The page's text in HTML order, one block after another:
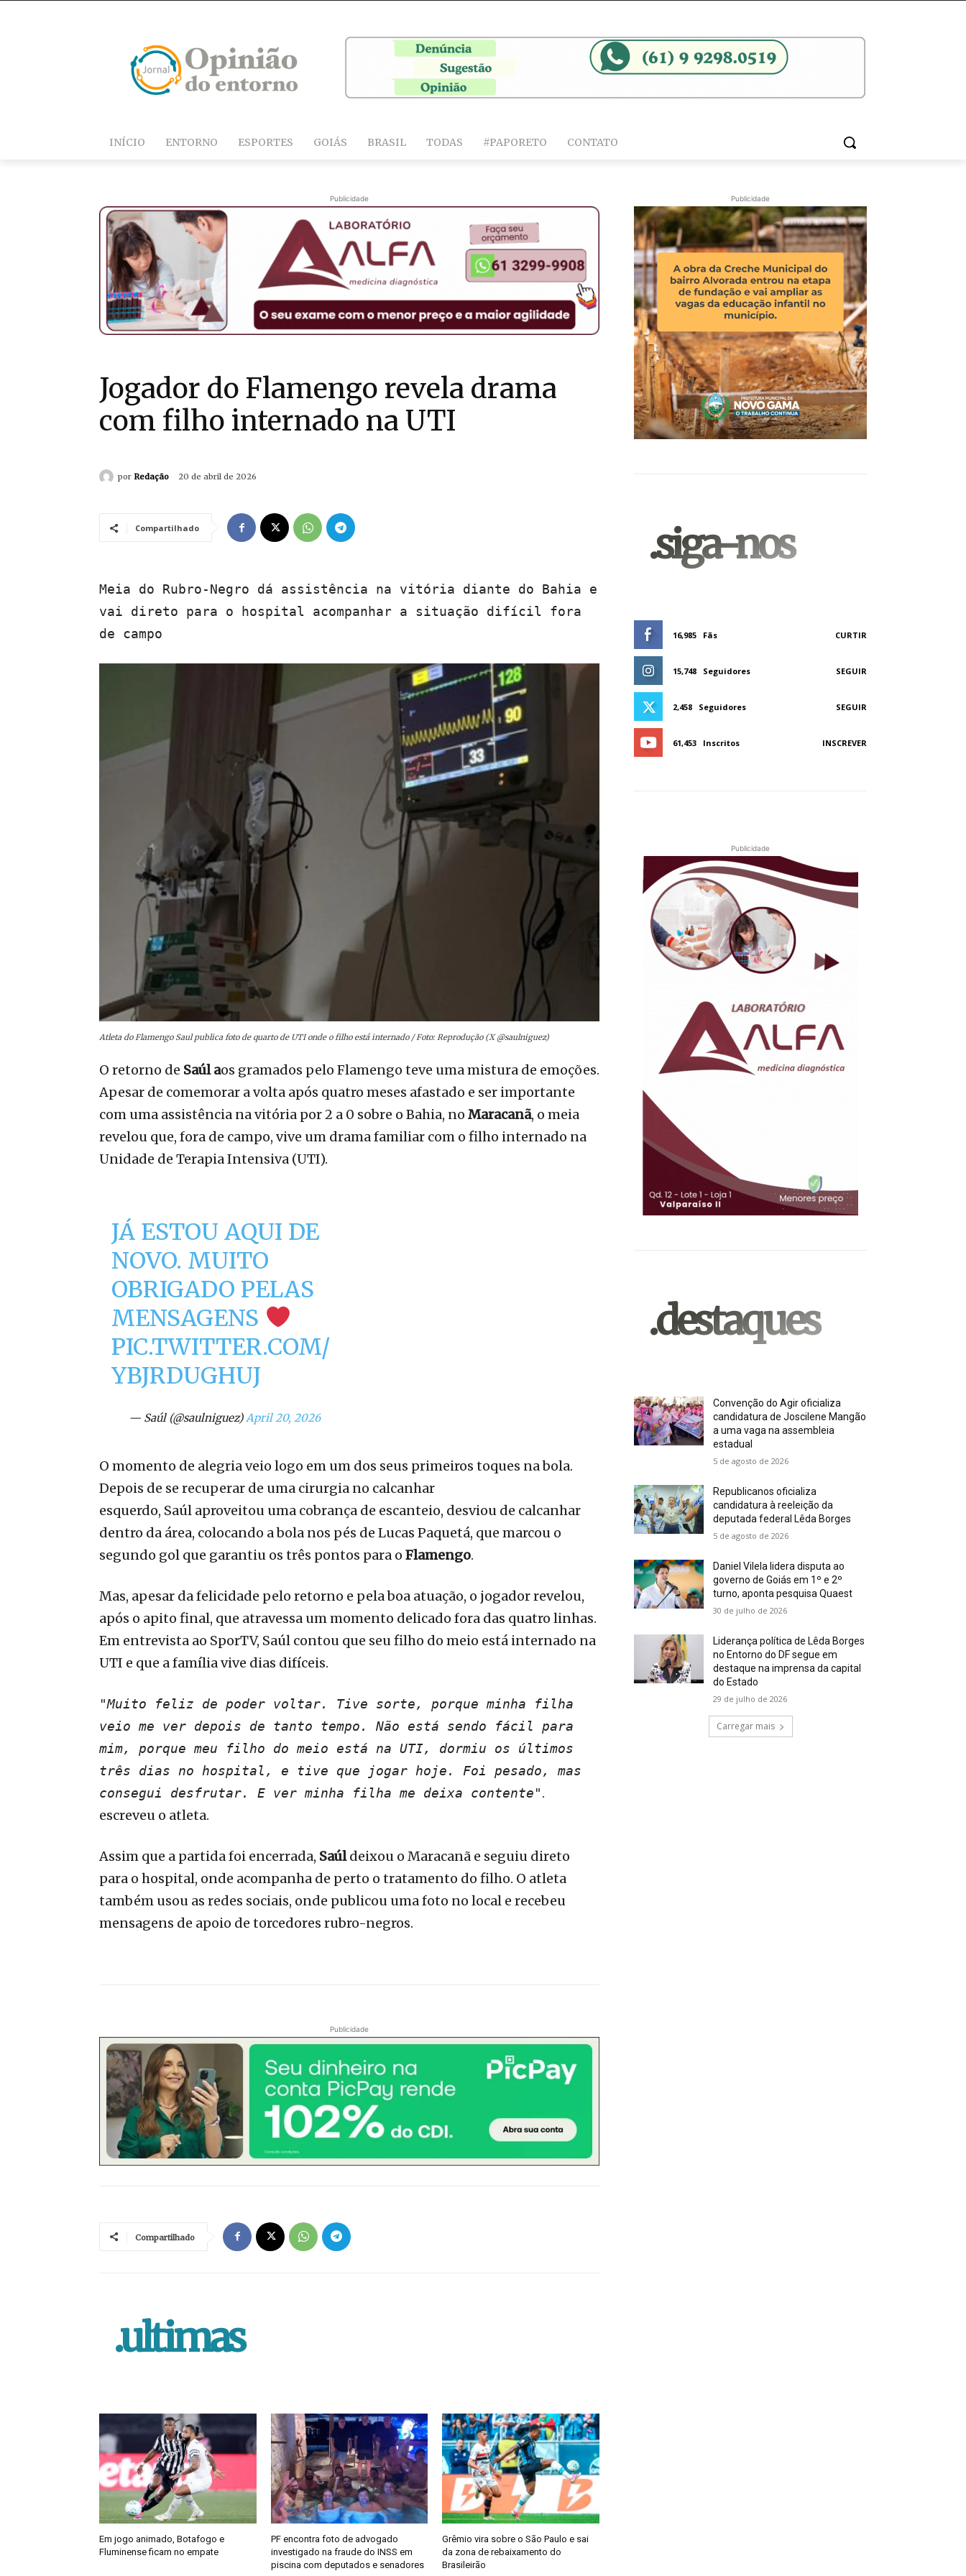
INÍCIO ENTORNO ESPORTES GOIÁS BRASIL TODAS #PAPORETO CONTATO
Publicidade
Jogador do Flamengo revela drama
com filho internado na UTI
por Redação 20 de abril de 2026
Compartilhado
Meia do Rubro-Negro dá assistência na vitória diante do Bahia e
vai direto para o hospital acompanhar a situação difícil fora
de campo
Atleta do Flamengo Saul publica foto de quarto de UTI onde o filho está internado / Foto: Reprodução (X @saulniguez)
O retorno de Saúl aos gramados pelo Flamengo teve uma mistura de emoções.
Apesar de comemorar a volta após quatro meses afastado e ser importante
com uma assistência na vitória por 2 a 0 sobre o Bahia, no Maracanã, o meia
revelou que, fora de campo, vive um drama familiar com o filho internado na
Unidade de Terapia Intensiva (UTI).
JÁ ESTOU AQUI DE
NOVO. MUITO
OBRIGADO PELAS
MENSAGENS
PIC.TWITTER.COM/
YBJRDUGHUJ
— Saúl (@saulniguez) April 20, 2026
O momento de alegria veio logo em um dos seus primeiros toques na bola.
Depois de se recuperar de uma cirurgia no calcanhar
esquerdo, Saúl aproveitou uma cobrança de escanteio, desviou de calcanhar
dentro da área, colocando a bola nos pés de Lucas Paquetá, que marcou o
segundo gol que garantiu os três pontos para o Flamengo.
Mas, apesar da felicidade pelo retorno e pela boa atuação, o jogador revelou,
após o apito final, que atravessa um momento delicado fora das quatro linhas.
Em entrevista ao SporTV, Saúl contou que seu filho do meio está internado na
UTI e que a família vive dias difíceis.
"Muito feliz de poder voltar. Tive sorte, porque minha filha
veio me ver depois de tanto tempo. Não está sendo fácil para
mim, porque meu filho do meio está na UTI, dormiu os últimos
três dias no hospital, e tive que jogar hoje. Foi pesado, mas
consegui desfrutar. E ver minha filha me deixa contente".
escreveu o atleta.
Assim que a partida foi encerrada, Saúldeixou o Maracanã e seguiu direto
para o hospital, onde acompanha de perto o tratamento do filho. O atleta
também usou as redes sociais, onde publicou uma foto no local e recebeu
mensagens de apoio de torcedores rubro-negros.
Publicidade
Compartilhado
.ultimas
Em jogo animado, Botafogo e
Fluminense ficam no empate
PF encontra foto de advogado
investigado na fraude do INSS em
piscina com deputados e senadores
Grêmio vira sobre o São Paulo e sai
da zona de rebaixamento do
Brasileirão
Publicidade
.siga-nos
16,985 Fãs CURTIR
15,748 Seguidores SEGUIR
2,458 Seguidores SEGUIR
61,453 Inscritos INSCREVER
Publicidade
.destaques
Convenção do Agir oficializa
candidatura de Joscilene Mangão
a uma vaga na assembleia
estadual
5 de agosto de 2026
Republicanos oficializa
candidatura à reeleição da
deputada federal Lêda Borges
5 de agosto de 2026
Daniel Vilela lidera disputa ao
governo de Goiás em 1º e 2º
turno, aponta pesquisa Quaest
30 de julho de 2026
Liderança política de Lêda Borges
no Entorno do DF segue em
destaque na imprensa da capital
do Estado
29 de julho de 2026
Carregar mais